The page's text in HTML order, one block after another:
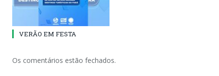
VERÃO EM FESTA
Os comentários estão fechados.